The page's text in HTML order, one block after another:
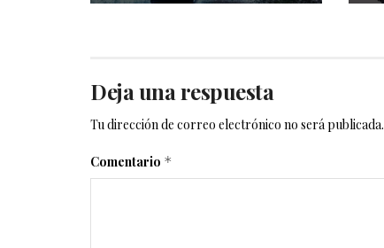
Deja una respuesta
Tu dirección de correo electrónico no será publicada.
Comentario *